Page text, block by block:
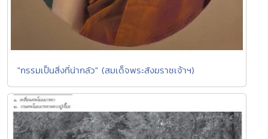
"กรรมเป็นสิ่งที่น่ากลัว" (สมเด็จพระสังฆราชเจ้าฯ)